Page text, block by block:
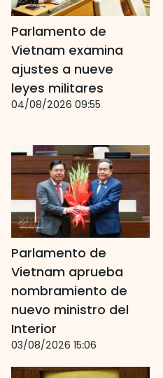
Parlamento de
Vietnam examina
ajustes a nueve
leyes militares
04/08/2026 09:55
Parlamento de
Vietnam aprueba
nombramiento de
nuevo ministro del
Interior
03/08/2026 15:06